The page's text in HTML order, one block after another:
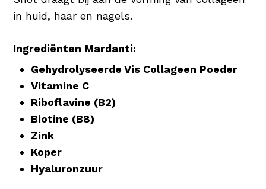
in huid, haar en nagels.
Ingrediënten Mardanti:
Gehydrolyseerde Vis Collageen Poeder
Vitamine C
Riboflavine (B2)
Biotine (B8)
Zink
Koper
Hyaluronzuur